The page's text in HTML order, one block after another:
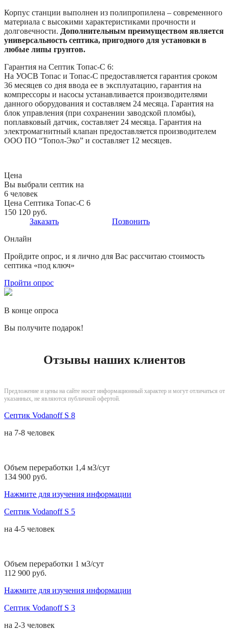
Корпус станции выполнен из полипропилена – современного
материала с высокими характеристиками прочности и
долговечности. Дополнительным преимуществом является
универсальность септика, пригодного для установки в
любые липы грунтов.
Гарантия на Септик Топас-С 6:
На УОСВ Топас и Топас-С предоставляется гарантия сроком
36 месяцев со дня ввода ее в эксплуатацию, гарантия на
компрессоры и насосы устанавливается производителями
данного оборудования и составляем 24 месяца. Гарантия на
блок управления (при сохранении заводской пломбы),
поплавковый датчик, составляет 24 месяца. Гарантия на
электромагнитный клапан предоставляется производителем
ООО ПО “Топол-Эко” и составляет 12 месяцев.
Цена
Вы выбрали септик на
6 человек
Цена Септика Топас-С 6
150 120 руб.
Заказать
Позвонить
Онлайн
Пройдите опрос, и я лично для Вас рассчитаю стоимость
септика «под ключ»
Пройти опрос
В конце опроса
Вы получите подарок!
Отзывы наших клиентов
Предложение и цены на сайте носят информационный характер и могут отличаться от
указанных, не являются публичной офертой.
Септик Vodanoff S 8
на 7-8 человек
Объем переработки 1,4 м3/сут
134 900 руб.
Нажмите для изучения информации
Септик Vodanoff S 5
на 4-5 человек
Объем переработки 1 м3/сут
112 900 руб.
Нажмите для изучения информации
Септик Vodanoff S 3
на 2-3 человек